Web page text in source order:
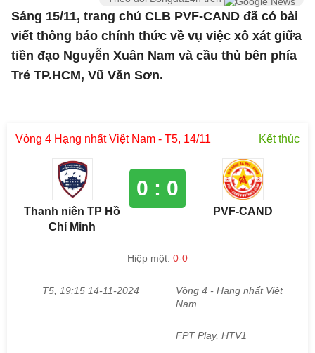
Sáng 15/11, trang chủ CLB PVF-CAND đã có bài
viết thông báo chính thức về vụ việc xô xát giữa
tiền đạo Nguyễn Xuân Nam và cầu thủ bên phía
Trẻ TP.HCM, Vũ Văn Sơn.